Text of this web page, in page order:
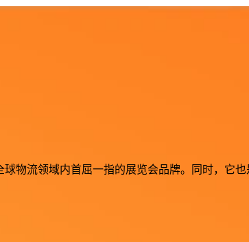
物流领域内首屈一指的展览会品牌。同时，它